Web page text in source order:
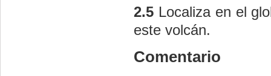
2.5 Localiza en el
este volcán.
Comentario